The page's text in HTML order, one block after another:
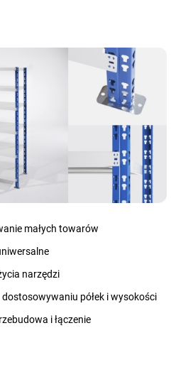
małych towarów
narzędzi
półek i wysokości
i łączenie